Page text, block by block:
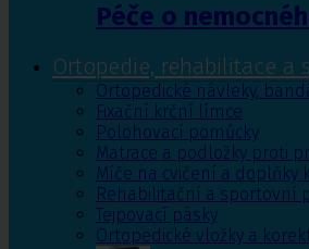
Péče o
Ortopedie, rehabilitace a
Ortopedické návleky,
Fixační krční límce
Polohovací pomůcky
Matrace a podložky proti
Míče na cvičení a doplňky
Rehabilitační a sportovní
Tejpovací pásky
Ortopedické vložky a